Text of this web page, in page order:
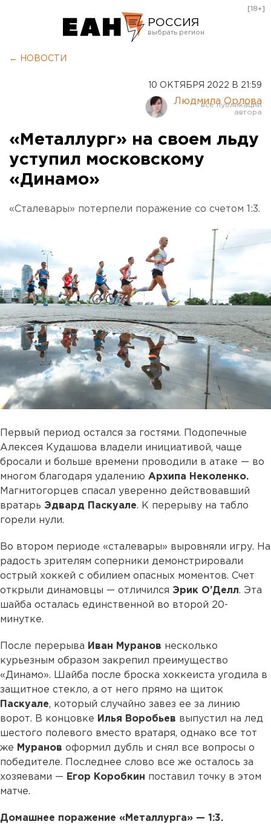
РОССИЯ
Курган
Оренбург
[18+]
← НОВОСТИ
10 ОКТЯБРЯ 2022 В 21:59
Людмила Орлова
«Металлург» на своем льду
уступил московскому
«Динамо»
«Сталевары» потерпели поражение со счетом 1:3.
Первый период остался за гостями. Подопечные
Алексея Кудашова владели инициативой, чаще
бросали и больше времени проводили в атаке — во
многом благодаря удалению Архипа Неколенко.
Магнитогорцев спасал уверенно действовавший
вратарь Эдвард Паскуале. К перерыву на табло
горели нули.
Во втором периоде «сталевары» выровняли игру. На
радость зрителям соперники демонстрировали
острый хоккей с обилием опасных моментов. Счет
открыли динамовцы — отличился Эрик О’Делл. Эта
шайба осталась единственной во второй 20-
минутке.
После перерыва Иван Муранов несколько
курьезным образом закрепил преимущество
«Динамо». Шайба после броска хоккеиста угодила в
защитное стекло, а от него прямо на щиток
Паскуале, который случайно завез ее за линию
ворот. В концовке Илья Воробьев выпустил на лед
шестого полевого вместо вратаря, однако все тот
же Муранов оформил дубль и снял все вопросы о
победителе. Последнее слово все же осталось за
хозяевами — Егор Коробкин поставил точку в этом
матче.
Домашнее поражение «Металлурга» — 1:3.